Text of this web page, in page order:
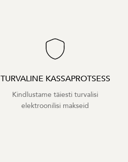
TURVALINE KASSAPROTSESS
Kindlustame täiesti turvalisi
elektroonilisi makseid